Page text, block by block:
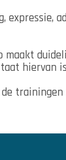
expressie,
maakt
hiervan
trainingen